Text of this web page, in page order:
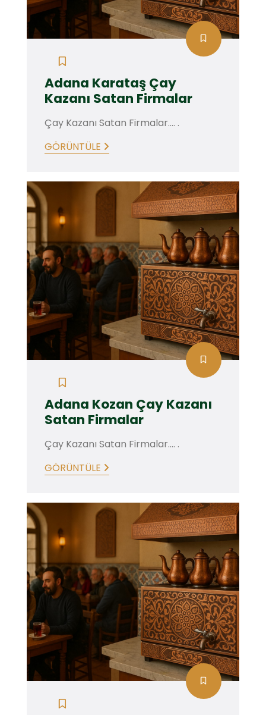
Adana Karataş Çay
Kazanı Satan Firmalar
Çay Kazanı Satan Firmalar.... .
GÖRÜNTÜLE
Adana Kozan Çay Kazanı
Satan Firmalar
Çay Kazanı Satan Firmalar.... .
GÖRÜNTÜLE